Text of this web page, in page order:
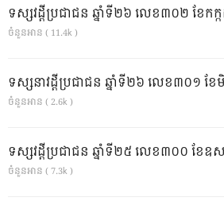
ទស្សវដ្តីប្រជាជន ឆ្នាំទី២៦ លេខ៣០២ ខែកក្
ចំនួនអាន ( 11.4k )
ទស្សនាវដ្ដីប្រជាជន ឆ្នាំទី២៦ លេខ៣០១ ខែ
ចំនួនអាន ( 2.6k )
ទស្សវដ្តីប្រជាជន ឆ្នាំទី២៥ លេខ៣០០ ខែឧ
ចំនួនអាន ( 7.3k )